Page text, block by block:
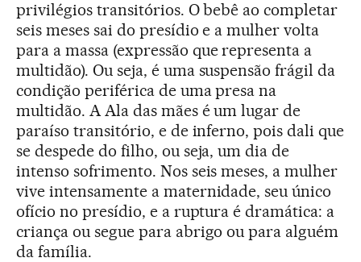
privilégios transitórios. O bebê ao completar
seis meses sai do presídio e a mulher volta
para a massa (expressão que representa a
multidão). Ou seja, é uma suspensão frágil da
condição periférica de uma presa na
multidão. A Ala das mães é um lugar de
paraíso transitório, e de inferno, pois dali que
se despede do filho, ou seja, um dia de
intenso sofrimento. Nos seis meses, a mulher
vive intensamente a maternidade, seu único
ofício no presídio, e a ruptura é dramática: a
criança ou segue para abrigo ou para alguém
da família.